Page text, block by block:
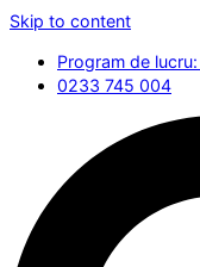
Skip to content
Program de
0233 745 004